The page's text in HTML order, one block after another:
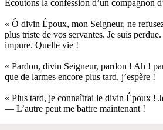
Écoutons la confession d’un compagnon
« Ô divin Époux, mon Seigneur, ne
plus triste de vos servantes. Je suis
impure. Quelle vie !
« Pardon, divin Seigneur, pardon ! Ah !
que de larmes encore plus tard, j’espère !
« Plus tard, je connaîtrai le divin Époux !
— L’autre peut me battre maintenant !